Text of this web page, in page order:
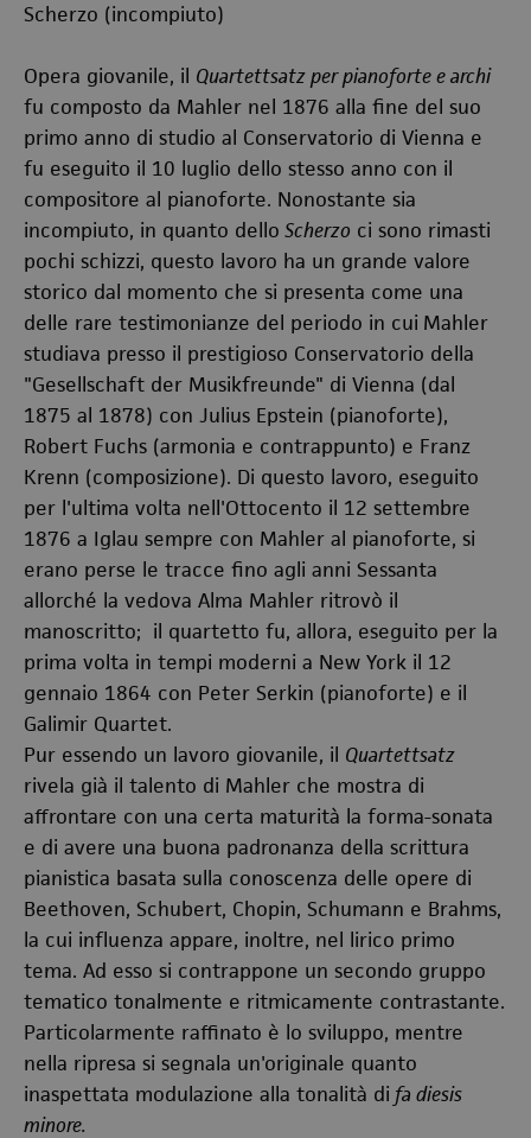
Scherzo (incompiuto)
Opera giovanile, il Quartettsatz per pianoforte e archi
fu composto da Mahler nel 1876 alla fine del suo
primo anno di studio al Conservatorio di Vienna e
fu eseguito il 10 luglio dello stesso anno con il
compositore al pianoforte. Nonostante sia
incompiuto, in quanto dello Scherzo ci sono rimasti
pochi schizzi, questo lavoro ha un grande valore
storico dal momento che si presenta come una
delle rare testimonianze del periodo in cui Mahler
studiava presso il prestigioso Conservatorio della
"Gesellschaft der Musikfreunde" di Vienna (dal
1875 al 1878) con Julius Epstein (pianoforte),
Robert Fuchs (armonia e contrappunto) e Franz
Krenn (composizione). Di questo lavoro, eseguito
per l'ultima volta nell'Ottocento il 12 settembre
1876 a Iglau sempre con Mahler al pianoforte, si
erano perse le tracce fino agli anni Sessanta
allorché la vedova Alma Mahler ritrovò il
manoscritto; il quartetto fu, allora, eseguito per la
prima volta in tempi moderni a New York il 12
gennaio 1864 con Peter Serkin (pianoforte) e il
Galimir Quartet.
Pur essendo un lavoro giovanile, il Quartettsatz
rivela già il talento di Mahler che mostra di
affrontare con una certa maturità la forma-sonata
e di avere una buona padronanza della scrittura
pianistica basata sulla conoscenza delle opere di
Beethoven, Schubert, Chopin, Schumann e Brahms,
la cui influenza appare, inoltre, nel lirico primo
tema. Ad esso si contrappone un secondo gruppo
tematico tonalmente e ritmicamente contrastante.
Particolarmente raffinato è lo sviluppo, mentre
nella ripresa si segnala un'originale quanto
inaspettata modulazione alla tonalità di fa diesis
minore.